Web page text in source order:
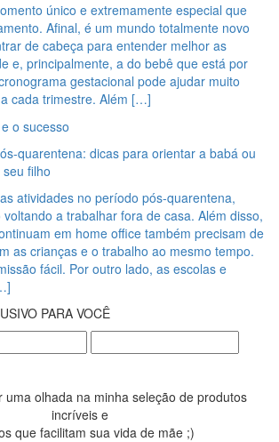
único e extremamente especial que
Afinal, é um mundo totalmente novo
de cabeça para entender melhor as
e, principalmente, a do bebê que está por
gestacional pode ajudar muito
cada trimestre. Além […]
o sucesso
quarentena: dicas para orientar a babá ou
filho
atividades no período pós-quarentena,
a trabalhar fora de casa. Além disso,
em home office também precisam de
as crianças e o trabalho ao mesmo tempo.
fácil. Por outro lado, as escolas e
PARA VOCÊ
uma olhada na minha seleção de produtos
incríveis e
que facilitam sua vida de mãe ;)